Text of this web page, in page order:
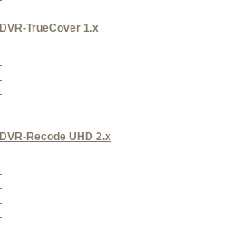
DVR-TrueCover 1.x
DVR-Recode UHD 2.x